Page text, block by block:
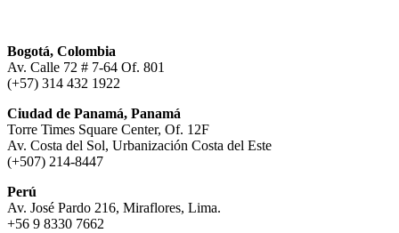
Bogotá, Colombia
Av. Calle 72 # 7-64 Of. 801
(+57) 314 432 1922
Ciudad de Panamá, Panamá
Torre Times Square Center, Of. 12F
Av. Costa del Sol, Urbanización Costa del Este
(+507) 214-8447
Perú
Av. José Pardo 216, Miraflores, Lima.
+56 9 8330 7662